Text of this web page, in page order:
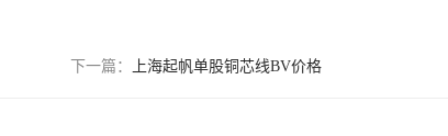
下一篇： 上海起帆单股铜芯线BV价格